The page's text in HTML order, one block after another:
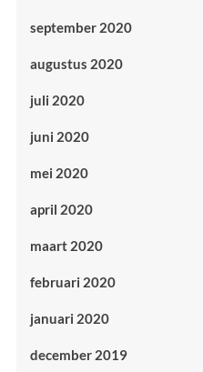
september 2020
augustus 2020
juli 2020
juni 2020
mei 2020
april 2020
maart 2020
februari 2020
januari 2020
december 2019